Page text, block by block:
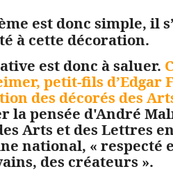
est donc simple, il
à cette décoration.
est donc à saluer.
petit-fils d’Edgar
des décorés des
la pensée d'André
Arts et des Lettres
national, « respecté
des créateurs ».